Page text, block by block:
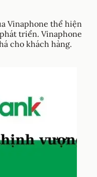
Vinaphone thể hiện
triển. Vinaphone
cho khách hàng.